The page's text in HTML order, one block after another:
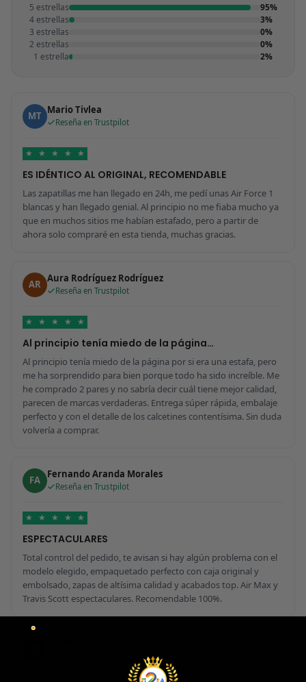
5 estrellas
95%
4 estrellas
3%
3 estrellas
0%
2 estrellas
0%
1 estrella
2%
MT Mario Tivlea
Reseña en Trustpilot
★ ★ ★ ★ ★
ES IDÉNTICO AL ORIGINAL, RECOMENDABLE
Las zapatillas me han llegado en 24h, me pedí unas Air Force 1
blancas y han llegado genial. Al principio no me fiaba mucho ya
que en muchos sitios me habían estafado, pero a partir de
ahora solo compraré en esta tienda, muchas gracias.
AR Aura Rodríguez Rodríguez
Reseña en Trustpilot
★ ★ ★ ★ ★
Al principio tenía miedo de la página…
Al principio tenía miedo de la página por si era una estafa, pero
me ha sorprendido para bien porque todo ha sido increíble. Me
he comprado 2 pares y no sabría decir cuál tiene mejor calidad,
parecen de marcas verdaderas. Entrega súper rápida, embalaje
perfecto y con el detalle de los calcetines contentísima. Sin duda
volvería a comprar.
FA Fernando Aranda Morales
Reseña en Trustpilot
★ ★ ★ ★ ★
ESPECTACULARES
Total control del pedido, te avisan si hay algún problema con el
modelo elegido, empaquetado perfecto con caja original y
embolsado, zapas de altísima calidad y acabados top. Air Max y
Travis Scott espectaculares. Recomendable 100%.